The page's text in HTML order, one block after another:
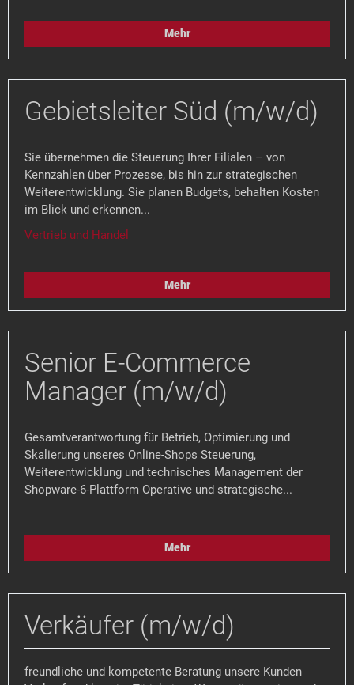
Mehr
Gebietsleiter Süd (m/w/d)
Sie übernehmen die Steuerung Ihrer Filialen – von
Kennzahlen über Prozesse, bis hin zur strategischen
Weiterentwicklung. Sie planen Budgets, behalten Kosten
im Blick und erkennen...
Vertrieb und Handel
Mehr
Senior E-Commerce
Manager (m/w/d)
Gesamtverantwortung für Betrieb, Optimierung und
Skalierung unseres Online-Shops Steuerung,
Weiterentwicklung und technisches Management der
Shopware-6-Plattform Operative und strategische...
Mehr
Verkäufer (m/w/d)
freundliche und kompetente Beratung unsere Kunden